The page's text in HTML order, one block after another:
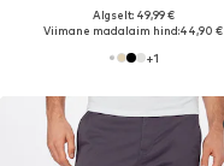
Algselt: 49,99 €
Viimane madalaim hind:44,90 €
+1